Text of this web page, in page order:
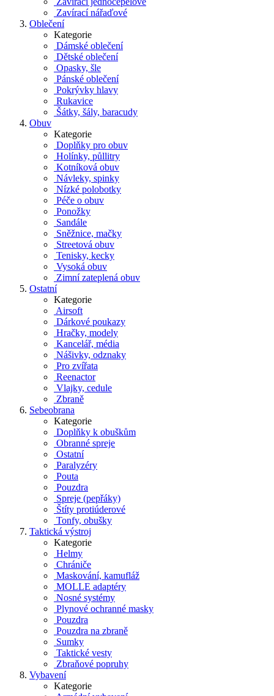
Zavírací nářaďové
Oblečení
Kategorie
Dámské oblečení
Dětské oblečení
Opasky, šle
Pánské oblečení
Pokrývky hlavy
Rukavice
Šátky, šály, baracudy
Obuv
Kategorie
Doplňky pro obuv
Holínky, půllitry
Kotníková obuv
Návleky, spinky
Nízké polobotky
Péče o obuv
Ponožky
Sandále
Sněžnice, mačky
Streetová obuv
Tenisky, kecky
Vysoká obuv
Zimní zateplená obuv
Ostatní
Kategorie
Airsoft
Dárkové poukazy
Hračky, modely
Kancelář, média
Nášivky, odznaky
Pro zvířata
Reenactor
Vlajky, cedule
Zbraně
Sebeobrana
Kategorie
Doplňky k obuškům
Obranné spreje
Ostatní
Paralyzéry
Pouta
Pouzdra
Spreje (pepřáky)
Štíty protiúderové
Tonfy, obušky
Taktická výstroj
Kategorie
Helmy
Chrániče
Maskování, kamufláž
MOLLE adaptéry
Nosné systémy
Plynové ochranné masky
Pouzdra
Pouzdra na zbraně
Sumky
Taktické vesty
Zbraňové popruhy
Vybavení
Kategorie